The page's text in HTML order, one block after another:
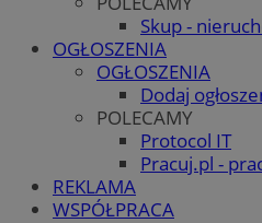
Skup -
OGŁOSZENIA
OGŁOSZENIA
Dodaj
POLECAMY
Protocol IT
Pracuj.pl -
REKLAMA
WSPÓŁPRACA